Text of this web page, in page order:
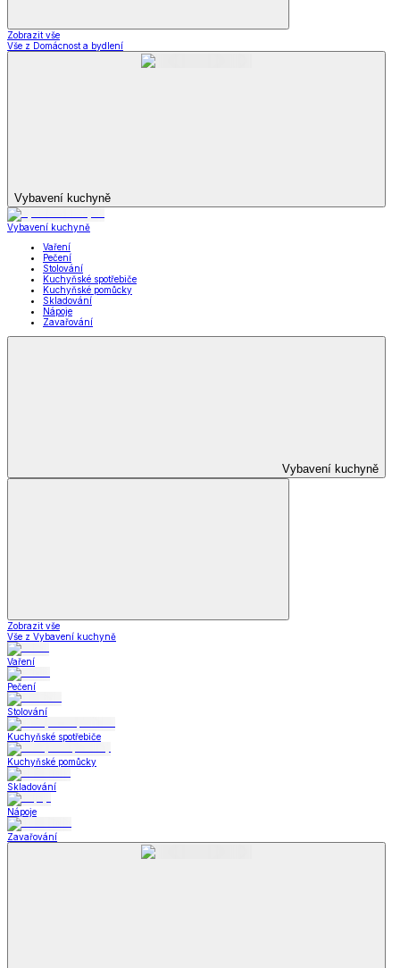
Zobrazit vše
Vše z Domácnost a bydlení
Vybavení kuchyně
Vybavení kuchyně
Vaření
Pečení
Stolování
Kuchyňské spotřebiče
Kuchyňské pomůcky
Skladování
Nápoje
Zavařování
Vybavení kuchyně
Zobrazit vše
Vše z Vybavení kuchyně
Vaření
Pečení
Stolování
Kuchyňské spotřebiče
Kuchyňské pomůcky
Skladování
Nápoje
Zavařování